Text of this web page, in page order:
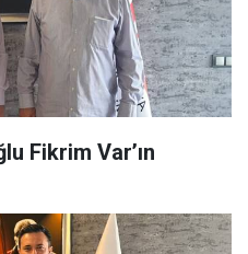
Fikrim Var’ın